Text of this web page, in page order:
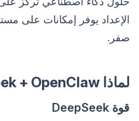
الإعداد يوفر إمكانات على
صفر.
لماذا DeepSeek + OpenClaw؟
قوة DeepSeek